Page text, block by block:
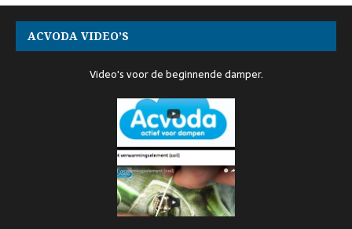
ACVODA VIDEO’S
Video's voor de beginnende damper.